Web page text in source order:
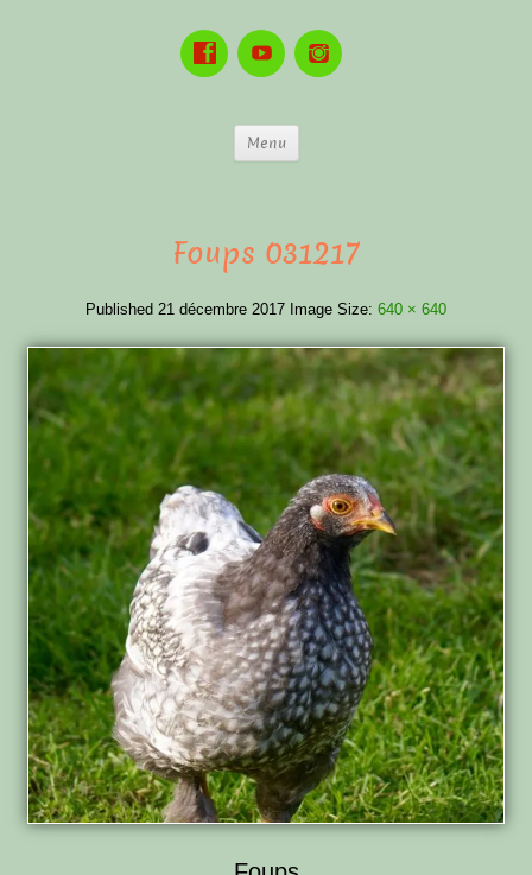
Menu
Foups 031217
Published 21 décembre 2017 Image Size: 640 × 640